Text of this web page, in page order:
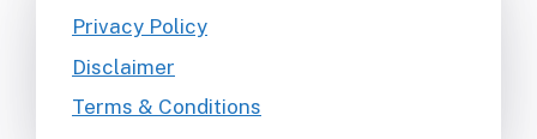
Privacy Policy
Disclaimer
Terms & Conditions